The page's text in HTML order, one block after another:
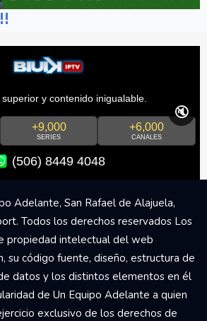
y contenido inigualable.
+9,000
SERIES
+6,000
CANALES
(506) 8449 4048
🔇
Adelante, San Rafael de Alajuela,
Todos los derechos reservados Los
propiedad intelectual del web
su código fuente, diseño, estructura de
datos y los distintos elementos en él
de Un Equipo Adelante a quien
exclusivo de los derechos de